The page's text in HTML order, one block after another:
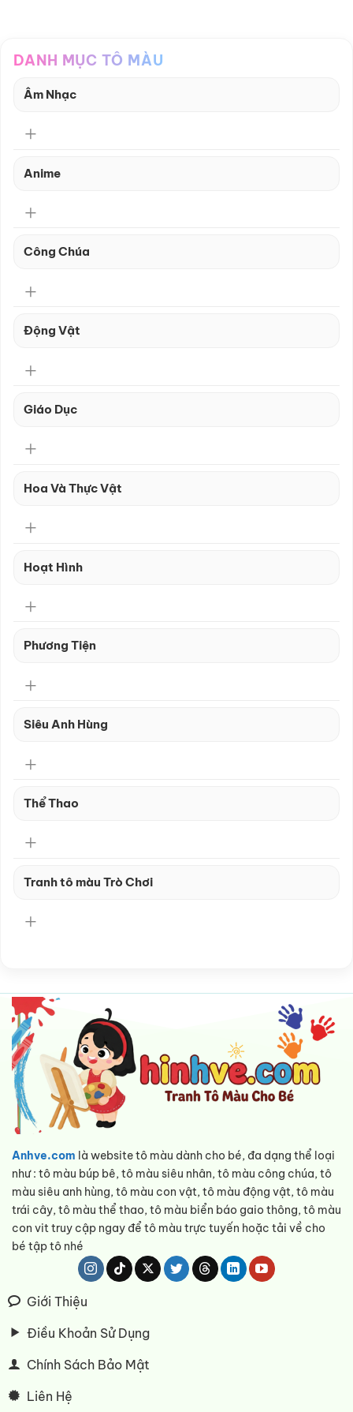
DANH MỤC TÔ MÀU
Âm Nhạc
Anime
Công Chúa
Động Vật
Giáo Dục
Hoa Và Thực Vật
Hoạt Hình
Phương Tiện
Siêu Anh Hùng
Thể Thao
Tranh tô màu Trò Chơi
Anhve.com là website tô màu dành cho bé, đa dạng thể loại
như : tô màu búp bê, tô màu siêu nhân, tô màu công chúa, tô
màu siêu anh hùng, tô màu con vật, tô màu động vật, tô màu
trái cây, tô màu thể thao, tô màu biển báo gaio thông, tô màu
con vit truy cập ngay để tô màu trực tuyến hoặc tải về cho
bé tập tô nhé
Giới Thiệu
Điều Khoản Sử Dụng
Chính Sách Bảo Mật
Liên Hệ